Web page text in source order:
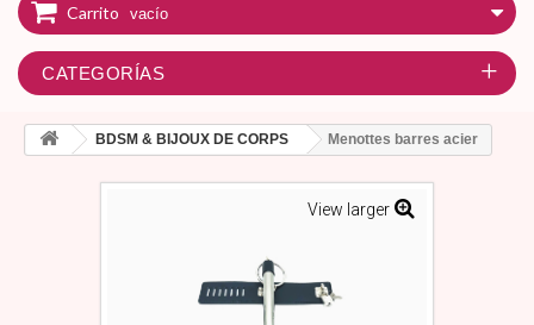
Carrito vacío
CATEGORÍAS
BDSM & BIJOUX DE CORPS Menottes barres acier
View larger